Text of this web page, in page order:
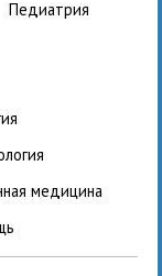
педиатрия
медицина